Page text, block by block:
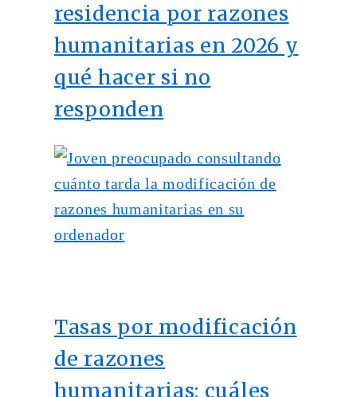
residencia por razones
humanitarias en 2026 y
qué hacer si no
responden
Tasas por modificación
de razones
humanitarias: cuáles